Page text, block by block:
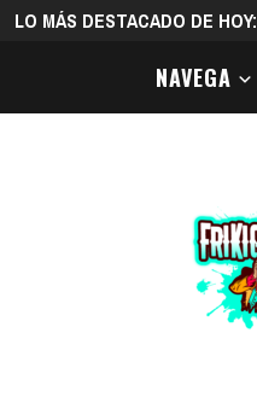
LO MÁS DESTACADO DE HOY:
NAVEGA